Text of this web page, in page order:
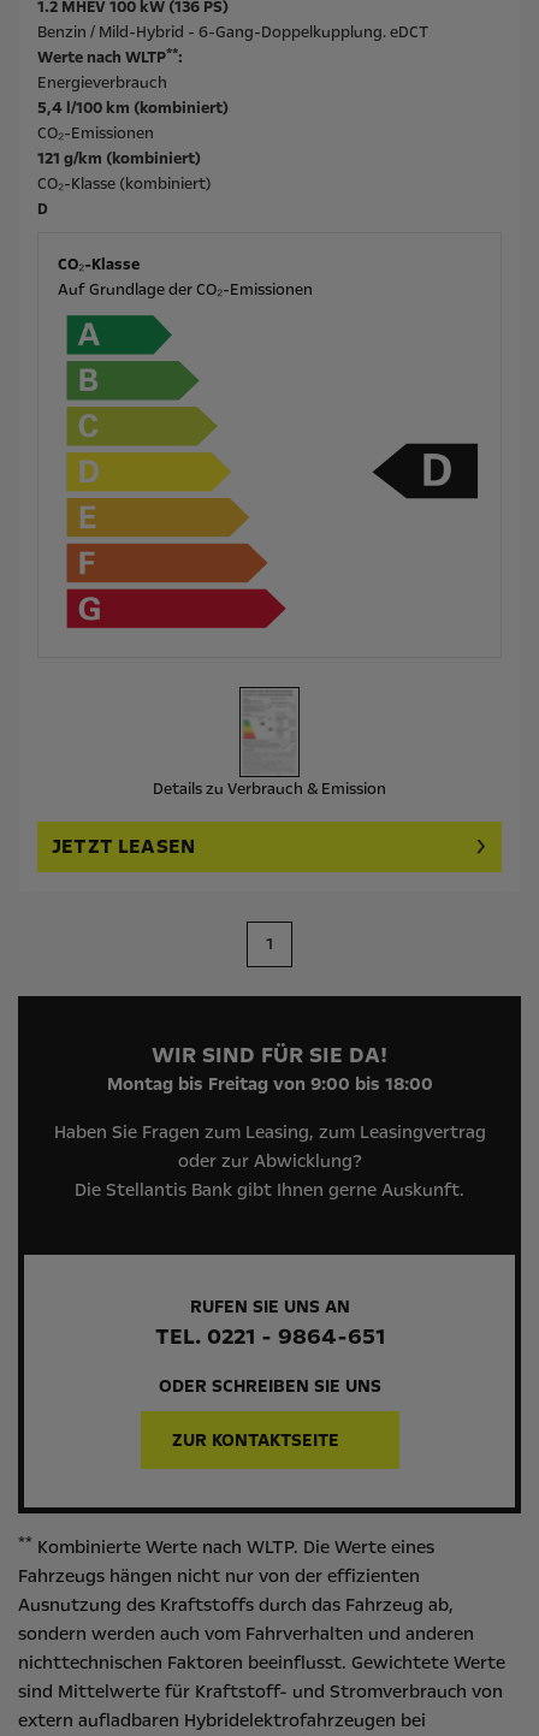
1.2 MHEV 100 kW (136 PS)
Benzin / Mild-Hybrid - 6-Gang-Doppelkupplung. eDCT
Werte nach WLTP**:
Energieverbrauch
5,4 l/100 km (kombiniert)
CO₂-Emissionen
121 g/km (kombiniert)
CO₂-Klasse (kombiniert)
D
CO₂-Klasse
Auf Grundlage der CO₂-Emissionen
Details zu Verbrauch & Emission
JETZT LEASEN
1
WIR SIND FÜR SIE DA!
Montag bis Freitag von 9:00 bis 18:00
Haben Sie Fragen zum Leasing, zum Leasingvertrag
oder zur Abwicklung?
Die Stellantis Bank gibt Ihnen gerne Auskunft.
RUFEN SIE UNS AN
TEL. 0221 - 9864-651
ODER SCHREIBEN SIE UNS
ZUR KONTAKTSEITE
** Kombinierte Werte nach WLTP. Die Werte eines
Fahrzeugs hängen nicht nur von der effizienten
Ausnutzung des Kraftstoffs durch das Fahrzeug ab,
sondern werden auch vom Fahrverhalten und anderen
nichttechnischen Faktoren beeinflusst. Gewichtete Werte
sind Mittelwerte für Kraftstoff- und Stromverbrauch von
extern aufladbaren Hybridelektrofahrzeugen bei